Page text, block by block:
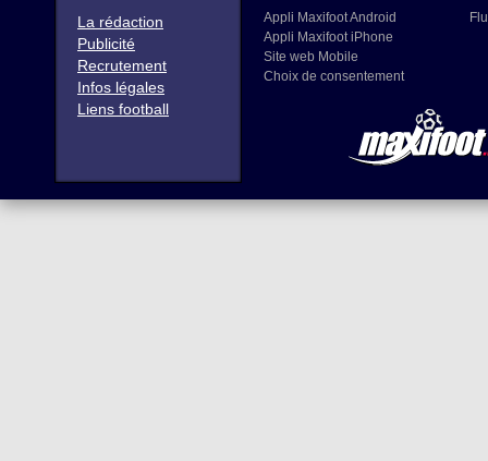
La rédaction
Publicité
Recrutement
Infos légales
Liens football
Appli Maxifoot Android
Appli Maxifoot iPhone
Site web Mobile
Choix de consentement